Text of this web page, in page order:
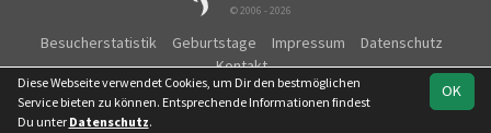
© 2006 - 2026
Besucherstatistik Geburtstage Impressum
Datenschutz
Kontakt
OK
Diese Webseite verwendet Cookies, um Dir den bestmöglichen
Service bieten zu können. Entsprechende Informationen findest
Du unter Datenschutz.